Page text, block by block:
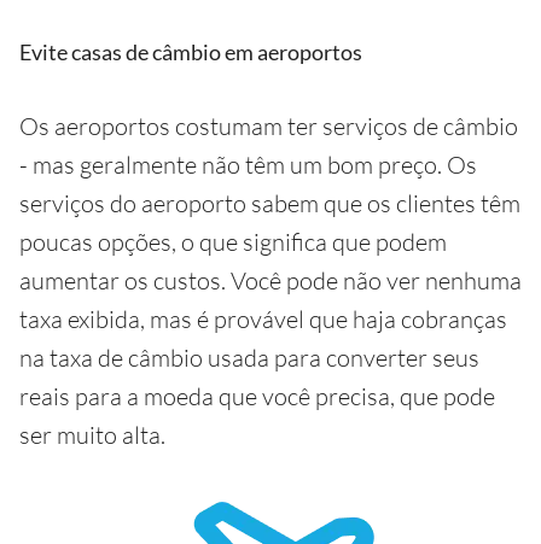
Evite casas de câmbio em aeroportos
Os aeroportos costumam ter serviços de câmbio
- mas geralmente não têm um bom preço. Os
serviços do aeroporto sabem que os clientes têm
poucas opções, o que significa que podem
aumentar os custos. Você pode não ver nenhuma
taxa exibida, mas é provável que haja cobranças
na taxa de câmbio usada para converter seus
reais para a moeda que você precisa, que pode
ser muito alta.